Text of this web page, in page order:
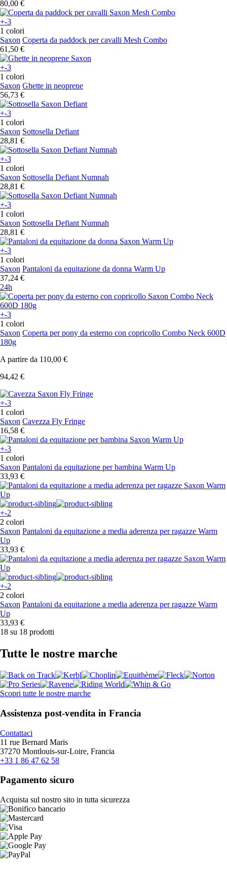
80,00 €
+-3
1 colori
Saxon Coperta da paddock per cavalli Mesh Combo
61,50 €
+-3
1 colori
Saxon Ghette in neoprene
56,73 €
+-3
1 colori
Saxon Sottosella Defiant
28,81 €
+-3
1 colori
Saxon Sottosella Defiant Numnah
28,81 €
+-3
1 colori
Saxon Sottosella Defiant Numnah
28,81 €
+-3
1 colori
Saxon Pantaloni da equitazione da donna Warm Up
37,24 €
24h
+-3
1 colori
Saxon Coperta per pony da esterno con copricollo Combo Neck 600D
180g
A partire da 110,00 €
94,42 €
+-3
1 colori
Saxon Cavezza Fly Fringe
16,58 €
+-3
1 colori
Saxon Pantaloni da equitazione per bambina Warm Up
33,93 €
+-2
2 colori
Saxon Pantaloni da equitazione a media aderenza per ragazze Warm
Up
33,93 €
+-2
2 colori
Saxon Pantaloni da equitazione a media aderenza per ragazze Warm
Up
33,93 €
18 su 18 prodotti
Tutte le nostre marche
Scopri tutte le nostre marche
Assistenza post-vendita in Francia
Contattaci
11 rue Bernard Maris
37270 Montlouis-sur-Loire, Francia
+33 1 86 47 62 58
Pagamento sicuro
Acquista sul nostro sito in tutta sicurezza